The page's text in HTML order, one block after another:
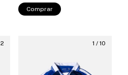
Comprar
2 1 / 10